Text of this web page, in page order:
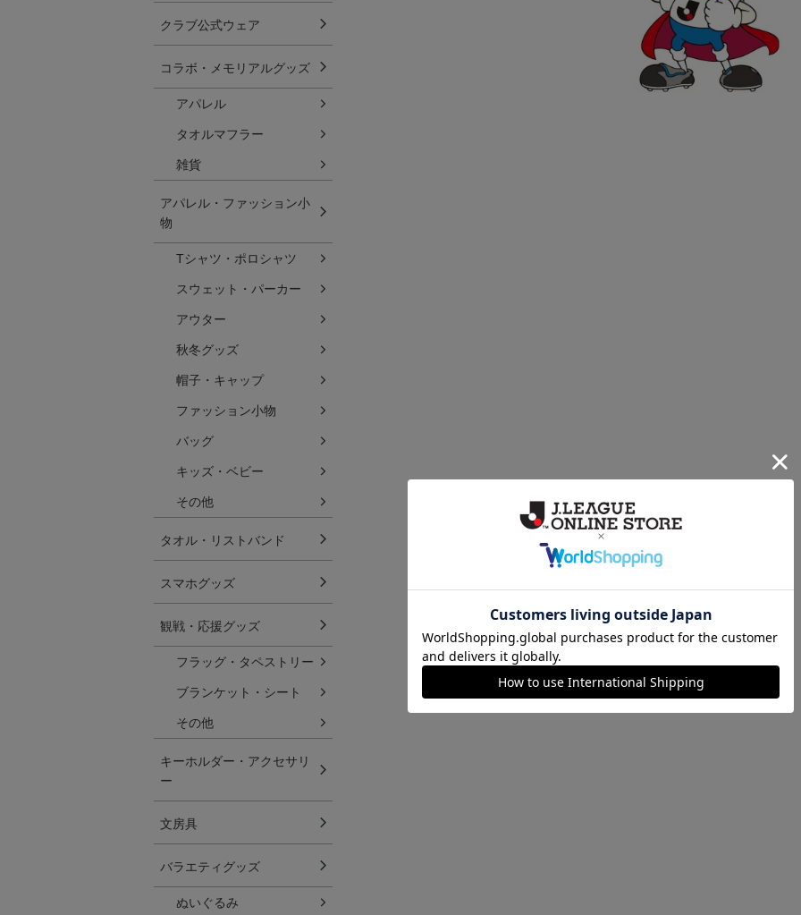
クラブ公式ウェア
コラボ・メモリアルグッズ
アパレル
タオルマフラー
雑貨
アパレル・ファッション小
物
Tシャツ・ポロシャツ
スウェット・パーカー
アウター
秋冬グッズ
帽子・キャップ
ファッション小物
バッグ
キッズ・ベビー
その他
タオル・リストバンド
スマホグッズ
観戦・応援グッズ
フラッグ・タペストリー
ブランケット・シート
その他
キーホルダー・アクセサリ
ー
文房具
バラエティグッズ
ぬいぐるみ